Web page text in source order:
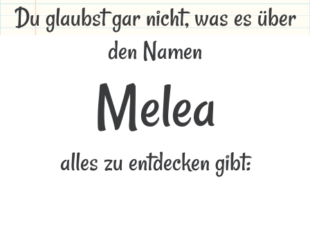
Du glaubst gar nicht, was es über
den Namen
Melea
alles zu entdecken gibt: